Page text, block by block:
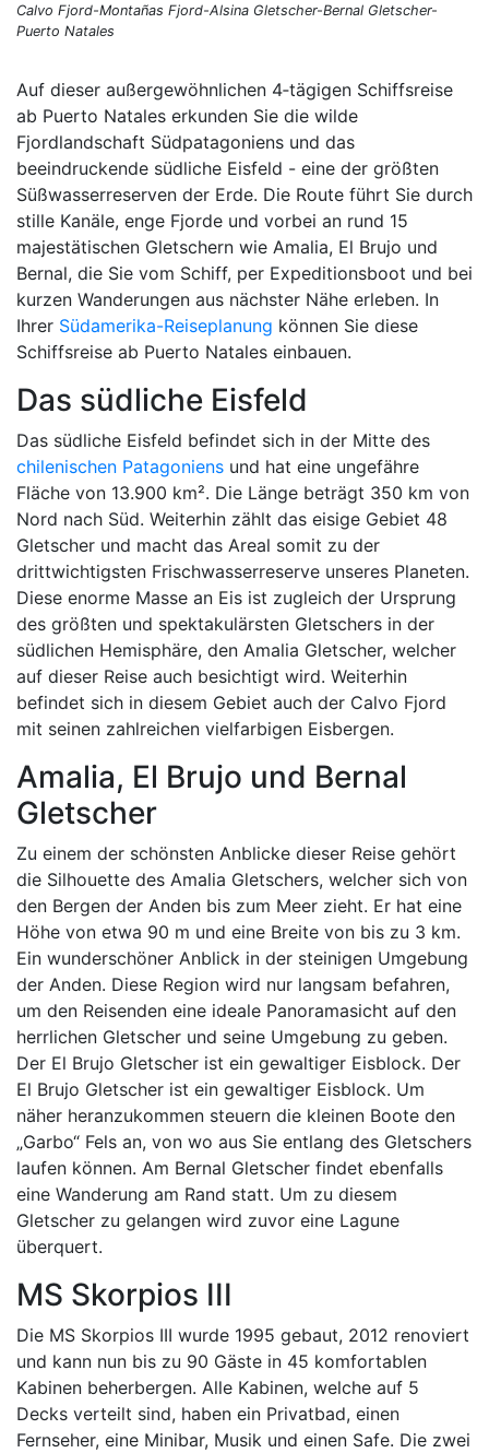
Calvo Fjord-Montañas Fjord-Alsina Gletscher-Bernal Gletscher-
Puerto Natales
Auf dieser außergewöhnlichen 4‑tägigen Schiffsreise
ab Puerto Natales erkunden Sie die wilde
Fjordlandschaft Südpatagoniens und das
beeindruckende südliche Eisfeld - eine der größten
Süßwasserreserven der Erde. Die Route führt Sie durch
stille Kanäle, enge Fjorde und vorbei an rund 15
majestätischen Gletschern wie Amalia, El Brujo und
Bernal, die Sie vom Schiff, per Expeditionsboot und bei
kurzen Wanderungen aus nächster Nähe erleben. In
Ihrer Südamerika-Reiseplanung können Sie diese
Schiffsreise ab Puerto Natales einbauen.
Das südliche Eisfeld
Das südliche Eisfeld befindet sich in der Mitte des
chilenischen Patagoniens und hat eine ungefähre
Fläche von 13.900 km². Die Länge beträgt 350 km von
Nord nach Süd. Weiterhin zählt das eisige Gebiet 48
Gletscher und macht das Areal somit zu der
drittwichtigsten Frischwasserreserve unseres Planeten.
Diese enorme Masse an Eis ist zugleich der Ursprung
des größten und spektakulärsten Gletschers in der
südlichen Hemisphäre, den Amalia Gletscher, welcher
auf dieser Reise auch besichtigt wird. Weiterhin
befindet sich in diesem Gebiet auch der Calvo Fjord
mit seinen zahlreichen vielfarbigen Eisbergen.
Amalia, El Brujo und Bernal
Gletscher
Zu einem der schönsten Anblicke dieser Reise gehört
die Silhouette des Amalia Gletschers, welcher sich von
den Bergen der Anden bis zum Meer zieht. Er hat eine
Höhe von etwa 90 m und eine Breite von bis zu 3 km.
Ein wunderschöner Anblick in der steinigen Umgebung
der Anden. Diese Region wird nur langsam befahren,
um den Reisenden eine ideale Panoramasicht auf den
herrlichen Gletscher und seine Umgebung zu geben.
Der El Brujo Gletscher ist ein gewaltiger Eisblock. Der
El Brujo Gletscher ist ein gewaltiger Eisblock. Um
näher heranzukommen steuern die kleinen Boote den
„Garbo“ Fels an, von wo aus Sie entlang des Gletschers
laufen können. Am Bernal Gletscher findet ebenfalls
eine Wanderung am Rand statt. Um zu diesem
Gletscher zu gelangen wird zuvor eine Lagune
überquert.
MS Skorpios III
Die MS Skorpios III wurde 1995 gebaut, 2012 renoviert
und kann nun bis zu 90 Gäste in 45 komfortablen
Kabinen beherbergen. Alle Kabinen, welche auf 5
Decks verteilt sind, haben ein Privatbad, einen
Fernseher, eine Minibar, Musik und einen Safe. Die zwei